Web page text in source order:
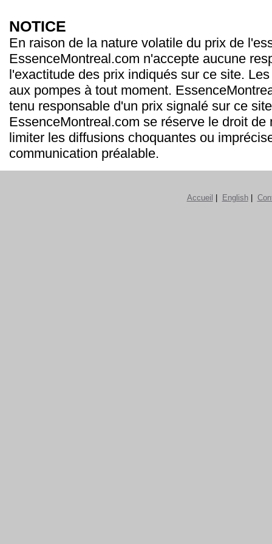
NOTICE
En raison de la nature volatile du prix de
EssenceMontreal.com n'accepte aucune
l'exactitude des prix indiqués sur ce site.
aux pompes à tout moment.
tenu responsable d'un prix signalé sur ce
EssenceMontreal.com se réserve le droit de
limiter les diffusions choquantes ou
communication préalable.
Accueil English|